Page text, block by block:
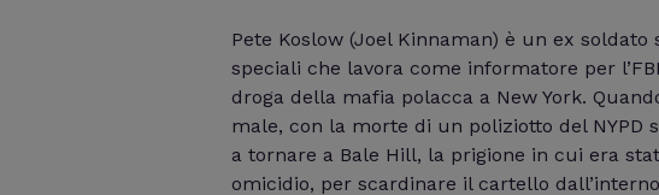
Pete Koslow (Joel Kinnaman) è un ex
speciali che lavora come informatore per
droga della mafia polacca a New York.
male, con la morte di un poliziotto del NYPD
a tornare a Bale Hill, la prigione in cui era
omicidio, per scardinare il cartello